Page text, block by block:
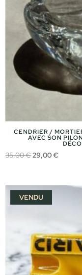
CENDRIER /
AVEC SON
35,00€ Le
était :
35,00 €.
29,00€Le
est :
VENDU